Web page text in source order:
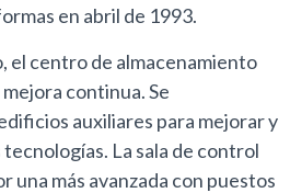
en abril de 1993.
el centro de almacenamiento
continua. Se
auxiliares para mejorar y
La sala de control
una más avanzada con puestos